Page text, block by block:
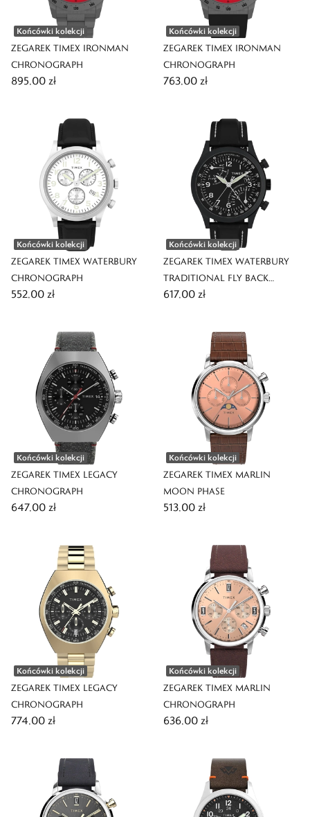
Końcówki kolekcji
ZEGAREK TIMEX IRONMAN
CHRONOGRAPH
895,00 zł
Końcówki kolekcji
ZEGAREK TIMEX IRONMAN
CHRONOGRAPH
763,00 zł
Końcówki kolekcji
ZEGAREK TIMEX WATERBURY
CHRONOGRAPH
552,00 zł
Końcówki kolekcji
ZEGAREK TIMEX WATERBURY
TRADITIONAL FLY BACK
CHRONOGRAPH
617,00 zł
Końcówki kolekcji
ZEGAREK TIMEX LEGACY
CHRONOGRAPH
647,00 zł
Końcówki kolekcji
ZEGAREK TIMEX MARLIN
MOON PHASE
513,00 zł
Końcówki kolekcji
ZEGAREK TIMEX LEGACY
CHRONOGRAPH
774,00 zł
Końcówki kolekcji
ZEGAREK TIMEX MARLIN
CHRONOGRAPH
636,00 zł